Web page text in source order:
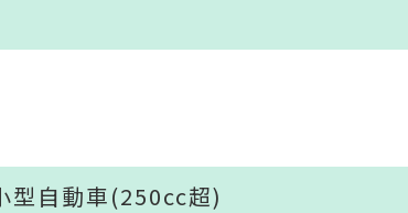
型自動車(250cc超)